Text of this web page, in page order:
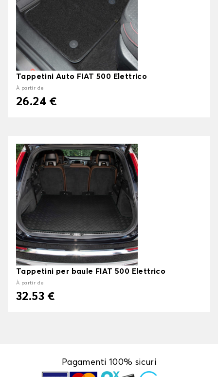
Tappetini Auto FIAT 500 Elettrico
À partir de
26.24 €
Tappetini per baule FIAT 500 Elettrico
À partir de
32.53 €
Pagamenti 100% sicuri